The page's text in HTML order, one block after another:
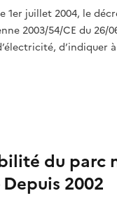
1er juillet 2004, le
2003/54/CE du 26/
d’indiquer
du parc
Depuis 2002